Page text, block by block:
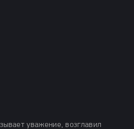
уважение, возглавил